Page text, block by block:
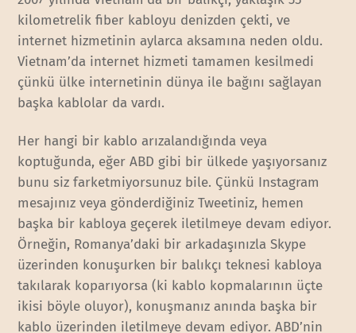
kilometrelik fiber kabloyu denizden çekti, ve
internet hizmetinin aylarca aksamına neden oldu.
Vietnam’da internet hizmeti tamamen kesilmedi
çünkü ülke internetinin dünya ile bağını sağlayan
başka kablolar da vardı.
Her hangi bir kablo arızalandığında veya
koptuğunda, eğer ABD gibi bir ülkede yaşıyorsanız
bunu siz farketmiyorsunuz bile. Çünkü Instagram
mesajınız veya gönderdiğiniz Tweetiniz, hemen
başka bir kabloya geçerek iletilmeye devam ediyor.
Örneğin, Romanya’daki bir arkadaşınızla Skype
üzerinden konuşurken bir balıkçı teknesi kabloya
takılarak koparıyorsa (ki kablo kopmalarının üçte
ikisi böyle oluyor), konuşmanız anında başka bir
kablo üzerinden iletilmeye devam ediyor. ABD’nin